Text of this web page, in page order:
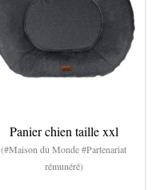
Panier chien taille xxl
(#Maison du Monde #Partenariat
rémunéré)